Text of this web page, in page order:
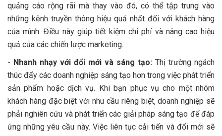
quảng cáo rộng rãi mà thay vào đó, có thể tập trung vào
những kênh truyền thông hiệu quả nhất đối với khách hàng
của mình. Điều này giúp tiết kiệm chi phí và nâng cao hiệu
quả của các chiến lược marketing.
- Nhanh nhạy với đổi mới và sáng tạo: Thị trường ngách
thúc đẩy các doanh nghiệp sáng tạo hơn trong việc phát triển
sản phẩm hoặc dịch vụ. Khi bạn phục vụ cho một nhóm
khách hàng đặc biệt với nhu cầu riêng biệt, doanh nghiệp sẽ
phải nghiên cứu và phát triển các giải pháp sáng tạo để đáp
ứng những yêu cầu này. Việc liên tục cải tiến và đổi mới sẽ